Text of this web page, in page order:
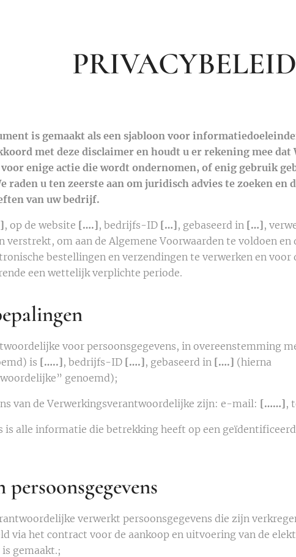
PRIVACYBELEID
is gemaakt als een sjabloon voor
met deze disclaimer en houdt u er rekening mee dat
enige actie die wordt ondernomen, of enig gebruik
raden u ten zeerste aan om juridisch advies te zoeken en
van uw bedrijf.
, op de website [….], bedrijfs-ID […], gebaseerd in […],
verstrekt, om aan de Algemene Voorwaarden te voldoen en
bestellingen en verzendingen te verwerken en voor
een wettelijk verplichte periode.
voor persoonsgegevens, in overeenstemming
is […..], bedrijfs-ID [….], gebaseerd in [….] (hierna
genoemd);
van de Verwerkingsverantwoordelijke zijn: e-mail: [……],
is alle informatie die betrekking heeft op een
verwerkt persoonsgegevens die zijn
via het contract voor de aankoop en uitvoering van de
is gemaakt.;